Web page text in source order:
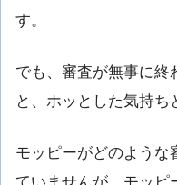
す。
でも、審査が無事に終
と、ホッとした気持ち
モッピーがどのような